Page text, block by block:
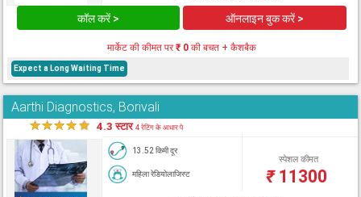
कॉल करें > ऑनलाइन बुक करें >
मार्केट की कीमत पर₹ 0की बचत + कैशबैक
Expect a Long Waiting Time
Aarthi Diagnostics, Borivali
★★★★★ 4.3 स्टार4 रेटिंग के आधार पे
13.52 किमी दूर
महिला रेडियोलाजिस्ट
स्पेशल कीमत
₹11300